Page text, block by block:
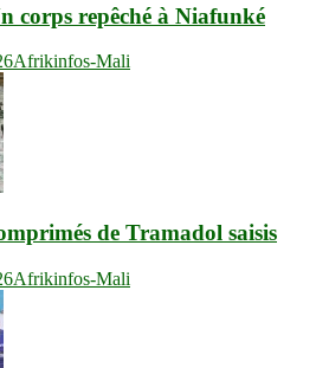
corps repêché à Niafunké
Afrikinfos-Mali
de Tramadol saisis
Afrikinfos-Mali